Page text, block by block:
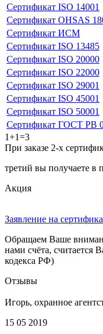
Сертификат ISO 14001
Сертификат OHSAS
Сертификат ИСМ
Сертификат ISO 13485
Сертификат ISO 20000
Сертификат ISO 22000
Сертификат ISO 29001
Сертификат ISO 45001
Сертификат ISO 50001
Сертификат ГОСТ РВ
1+1=3
При заказе 2-х
третий вы получаете в
Акция
Заявление на
Обращаем Ваше
нами счёта, считается
кодекса РФ)
Отзывы
Игорь, охранное
15 05 2019